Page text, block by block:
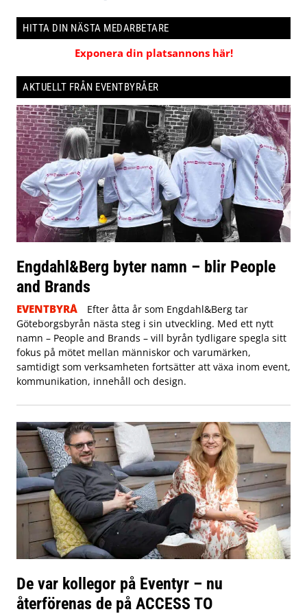
HITTA DIN NÄSTA MEDARBETARE
Exponera din platsannons här!
AKTUELLT FRÅN EVENTBYRÅER
Engdahl&Berg byter namn – blir People
and Brands
EVENTBYRÅ
Efter åtta år som Engdahl&Berg tar
Göteborgsbyrån nästa steg i sin utveckling. Med ett nytt
namn – People and Brands – vill byrån tydligare spegla sitt
fokus på mötet mellan människor och varumärken,
samtidigt som verksamheten fortsätter att växa inom event,
kommunikation, innehåll och design.
De var kollegor på Eventyr – nu
återförenas de på ACCESS TO